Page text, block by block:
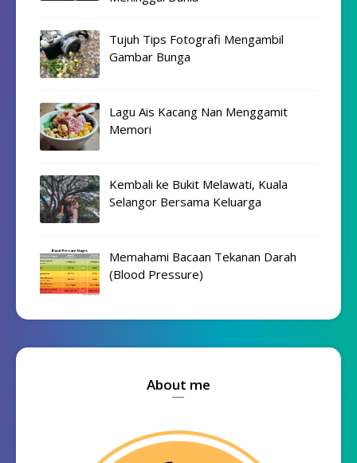
Tujuh Tips Fotografi Mengambil
Gambar Bunga
Lagu Ais Kacang Nan Menggamit
Memori
Kembali ke Bukit Melawati, Kuala
Selangor Bersama Keluarga
Memahami Bacaan Tekanan Darah
(Blood Pressure)
About me